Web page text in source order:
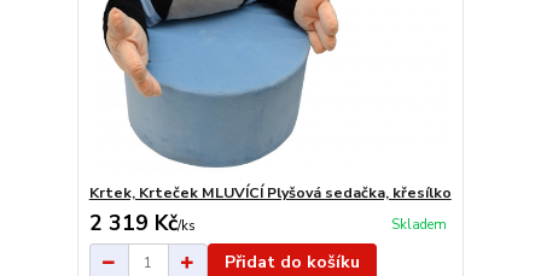
Krtek, Krteček MLUVÍCÍ Plyšová sedačka, křesílko
2 319 Kč/ks Skladem
Přidat do košíku